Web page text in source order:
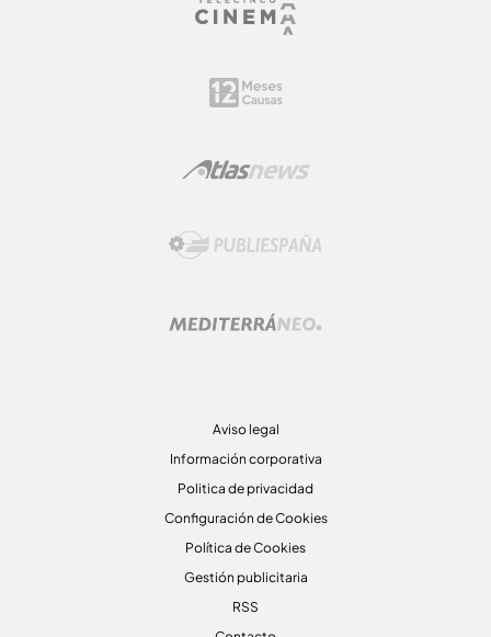
Aviso legal
Información corporativa
Politica de privacidad
Configuración de Cookies
Política de Cookies
Gestión publicitaria
RSS